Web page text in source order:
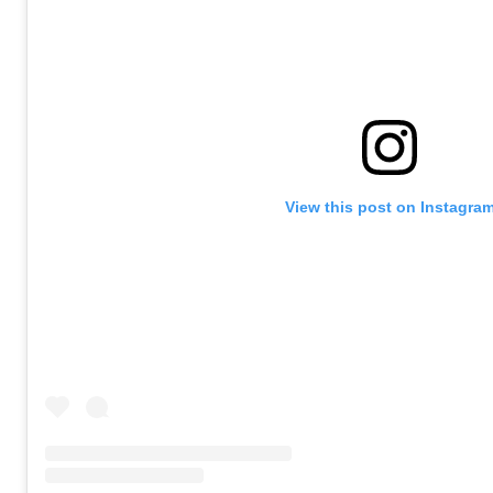
View this post on